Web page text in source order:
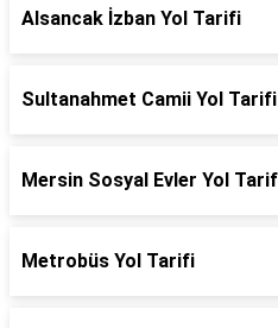
Alsancak İzban Yol Tarifi
Sultanahmet Camii Yol Tarifi
Mersin Sosyal Evler Yol
Metrobüs Yol Tarifi